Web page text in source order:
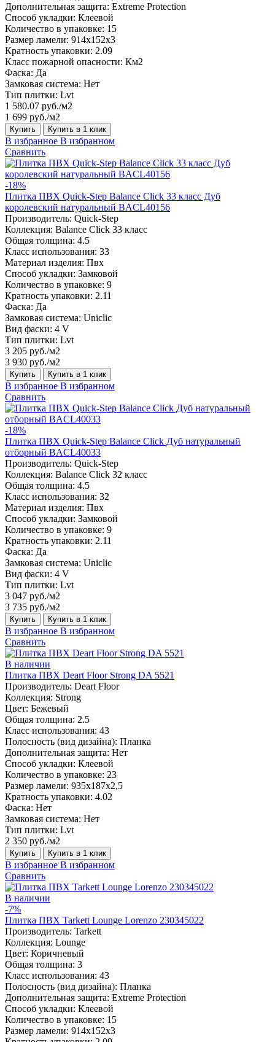
Дополнительная защита: Extreme Protection
Способ укладки: Клеевой
Количество в упаковке: 15
Размер ламели: 914x152x3
Кратность упаковки: 2.09
Класс пожарной опасности: Км2
Фаска: Да
Замковая система: Нет
Тип плитки: Lvt
1 580.07 руб./м2
1 699 руб./м2
Купить Купить в 1 клик
В избранное В избранном
Сравнить
-18%
Плитка ПВХ Quick-Step Balance Click 33 класс Дуб
королевский натуральный BACL40156
Производитель: Quick-Step
Коллекция: Balance Click 33 класс
Общая толщина: 4.5
Класс использования: 33
Материал изделия: Пвх
Способ укладки: Замковой
Количество в упаковке: 9
Кратность упаковки: 2.11
Фаска: Да
Замковая система: Uniclic
Вид фаски: 4 V
Тип плитки: Lvt
3 205 руб./м2
3 930 руб./м2
Купить Купить в 1 клик
В избранное В избранном
Сравнить
-18%
Плитка ПВХ Quick-Step Balance Click Дуб натуральный
отборный BACL40033
Производитель: Quick-Step
Коллекция: Balance Click 32 класс
Общая толщина: 4.5
Класс использования: 32
Материал изделия: Пвх
Способ укладки: Замковой
Количество в упаковке: 9
Кратность упаковки: 2.11
Фаска: Да
Замковая система: Uniclic
Вид фаски: 4 V
Тип плитки: Lvt
3 047 руб./м2
3 735 руб./м2
Купить Купить в 1 клик
В избранное В избранном
Сравнить
В наличии
Плитка ПВХ Deart Floor Strong DA 5521
Производитель: Deart Floor
Коллекция: Strong
Цвет: Бежевый
Общая толщина: 2.5
Класс использования: 43
Полосность (вид дизайна): Планка
Дополнительная защита: Нет
Способ укладки: Клеевой
Количество в упаковке: 23
Размер ламели: 935х187х2,5
Кратность упаковки: 4.02
Фаска: Нет
Замковая система: Нет
Тип плитки: Lvt
2 350 руб./м2
Купить Купить в 1 клик
В избранное В избранном
Сравнить
В наличии
-7%
Плитка ПВХ Tarkett Lounge Lorenzo 230345022
Производитель: Tarkett
Коллекция: Lounge
Цвет: Коричневый
Общая толщина: 3
Класс использования: 43
Полосность (вид дизайна): Планка
Дополнительная защита: Extreme Protection
Способ укладки: Клеевой
Количество в упаковке: 15
Размер ламели: 914x152x3